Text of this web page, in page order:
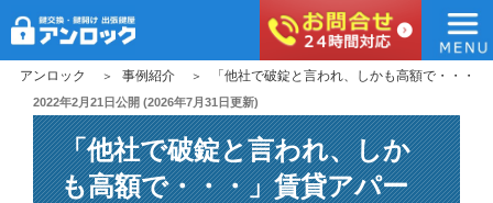
アンロック
アンロック 事例紹介 「他社で破錠と言われ、しかも高額で・・・
投
稿
日:
2022年2月21日公開 (2026年7月31日更新)
「他社で破錠と言われ、しか
も高額で・・・」賃貸アパー